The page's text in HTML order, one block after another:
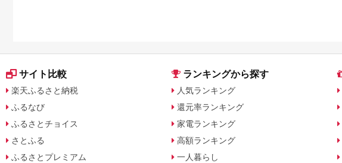
サイト比較
楽天ふるさと納税
ふるなび
ふるさとチョイス
さとふる
ふるさとプレミアム
ランキングから探す
人気ランキング
還元率ランキング
家電ランキング
高額ランキング
一人暮らし